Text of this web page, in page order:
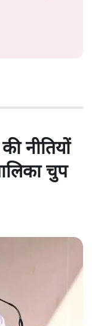
नीतियों
चुप